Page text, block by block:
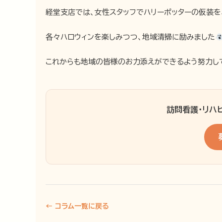
経堂支店では、女性スタッフでハリーポッターの仮装
各々ハロウィンを楽しみつつ、地域清掃に励みました
これからも地域の皆様のお力添えができるよう努力し
訪問看護・リハ
← コラム一覧に戻る